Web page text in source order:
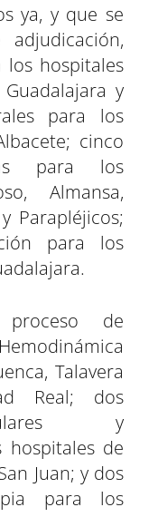
ya, y que se
los hospitales
y
para los
cinco
para los
Almansa,
Parapléjicos;
para los
de
Talavera
Real; dos
y
hospitales de
Juan; y dos
para los